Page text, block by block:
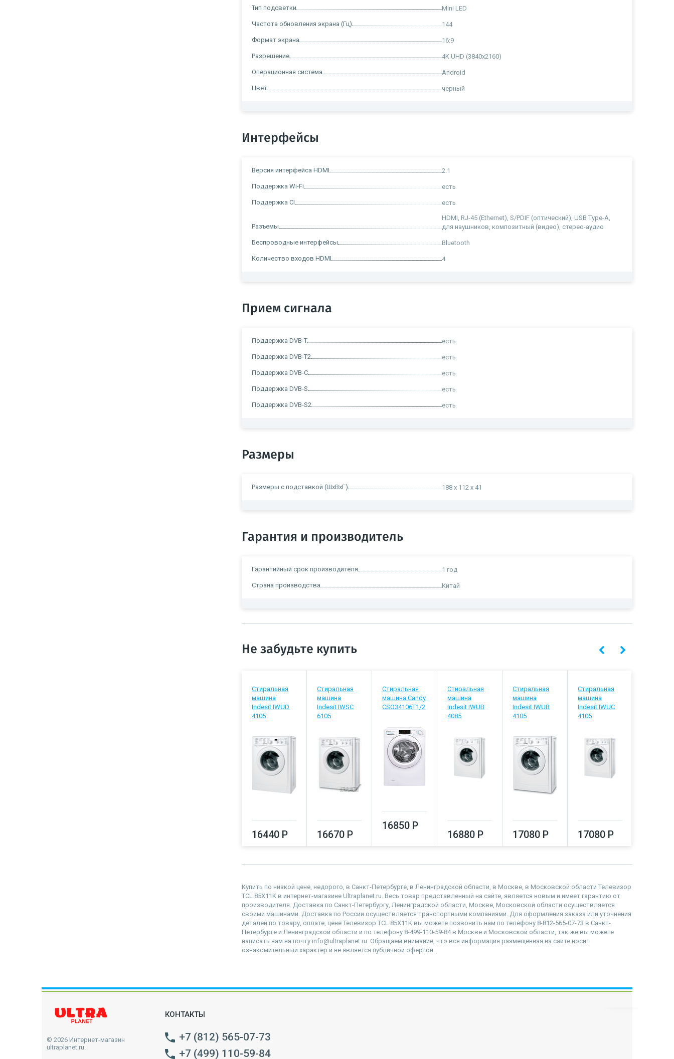
Тип подсветки Mini LED
Частота обновления экрана (Гц) 144
Формат экрана 16:9
Разрешение 4K UHD (3840x2160)
Операционная система Android
Цвет черный
Интерфейсы
Версия интерфейса HDMI 2.1
Поддержка Wi-Fi есть
Поддержка CI есть
Разъемы
HDMI, RJ-45 (Ethernet), S/PDIF (оптический), USB Type-A,
для наушников, композитный (видео), стерео-аудио
Беспроводные интерфейсы Bluetooth
Количество входов HDMI 4
Прием сигнала
Поддержка DVB-T есть
Поддержка DVB-T2 есть
Поддержка DVB-C есть
Поддержка DVB-S есть
Поддержка DVB-S2 есть
Размеры
Размеры с подставкой (ШxВxГ) 188 x 112 x 41
Гарантия и производитель
Гарантийный срок производителя 1 год
Страна производства Китай
Не забудьте купить
Стиральная
машина
Indesit IWUD
4105
16440 Р
Стиральная
машина
Indesit IWSC
6105
16670 Р
Стиральная
машина Candy
CSO34106T1/2
16850 Р
Стиральная
машина
Indesit IWUB
4085
16880 Р
Стиральная
машина
Indesit IWUB
4105
17080 Р
Стиральная
машина
Indesit IWUC
4105
17080 Р
Купить по низкой цене, недорого, в Санкт-Петербурге, в Ленинградской области, в Москве, в Московской области Телевизор
TCL 85X11K в интернет-магазине Ultraplanet.ru. Весь товар представленный на сайте, является новым и имеет гарантию от
производителя. Доставка по Санкт-Петербургу, Ленинградской области, Москве, Московской области осуществляется
своими машинами. Доставка по России осуществляется транспортными компаниями. Для оформления заказа или уточнения
деталей по товару, оплате, цене Телевизор TCL 85X11K вы можете позвонить нам по телефону 8-812-565-07-73 в Санкт-
Петербурге и Ленинградской области и по телефону 8-499-110-59-84 в Москве и Московской области, так же вы можете
написать нам на почту info@ultraplanet.ru. Обращаем внимание, что вся информация размещенная на сайте носит
ознакомительный характер и не является публичной офертой.
© 2026 Интернет-магазин
ultraplanet.ru.
КОНТАКТЫ
+7 (812) 565-07-73
+7 (499) 110-59-84
наверх